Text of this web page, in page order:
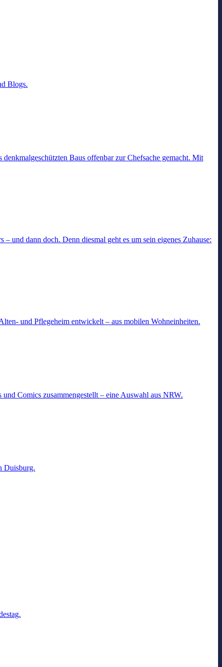
Blogs.
Baus offenbar zur Chefsache gemacht. Mit
und dann doch. Denn diesmal geht es um sein eigenes Zuhause:
und Pflegeheim entwickelt – aus mobilen Wohneinheiten.
Comics zusammengestellt – eine Auswahl aus NRW.
Duisburg.